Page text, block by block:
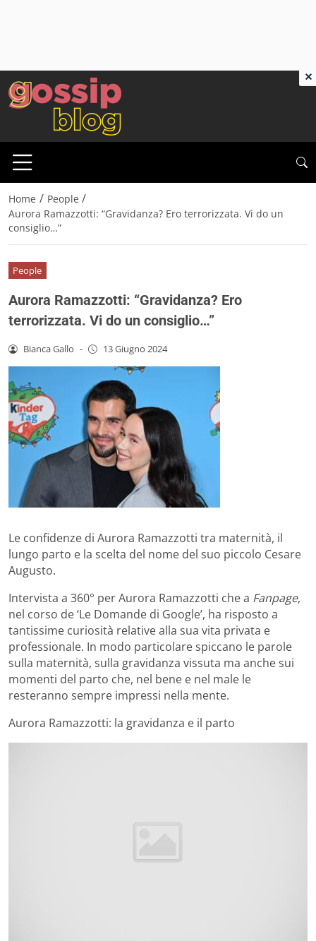
Home / People /
Aurora Ramazzotti: “Gravidanza? Ero terrorizzata. Vi do un
consiglio…”
People
Aurora Ramazzotti: “Gravidanza? Ero
terrorizzata. Vi do un consiglio…”
Bianca Gallo - 13 Giugno 2024
Le confidenze di Aurora Ramazzotti tra maternità, il
lungo parto e la scelta del nome del suo piccolo Cesare
Augusto.
Intervista a 360° per Aurora Ramazzotti che a Fanpage,
nel corso de ‘Le Domande di Google’, ha risposto a
tantissime curiosità relative alla sua vita privata e
professionale. In modo particolare spiccano le parole
sulla maternità, sulla gravidanza vissuta ma anche sui
momenti del parto che, nel bene e nel male le
resteranno sempre impressi nella mente.
Aurora Ramazzotti: la gravidanza e il parto
×